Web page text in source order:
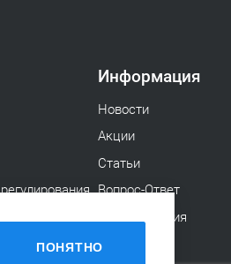
Информация
Новости
Акции
Статьи
Вопрос-Ответ
Документация
ПОНЯТНО